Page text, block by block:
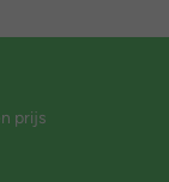
prijs